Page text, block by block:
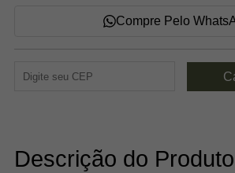
Compre Pelo
Descrição do Produto